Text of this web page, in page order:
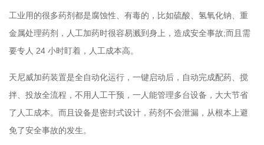
工业用的很多药剂都是腐蚀性、有毒的，比如硫酸、氢氧化钠、重
金属处理药剂，人工加药时很容易溅到身上，造成安全事故;而且需
要专人 24 小时盯着，人工成本高。
天尼威加药装置是全自动化运行，一键启动后，自动完成配药、搅
拌、投放全流程，不用人工干预，一人能管理多台设备，大大节省
了人工成本。而且设备是密封式设计，药剂不会泄漏，从根本上避
免了安全事故的发生。